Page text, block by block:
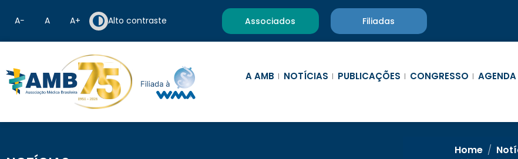
A− A A+ Alto contraste Associados Filiadas
A AMB NOTÍCIAS PUBLICAÇÕES CONGRESSO AGENDA
Home /